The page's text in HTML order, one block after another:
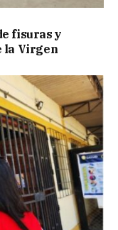
fisuras y
la Virgen